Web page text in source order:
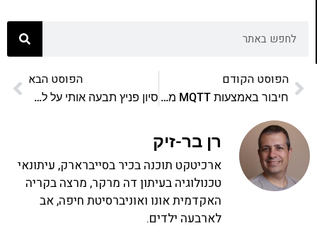
הפוסט הקודם
חיבור באמצעות MQTT מ-esp32 לרספברי פיי
הפוסט הבא
סיון פניץ תבעה אותי על לשון הרע והתביעה נדחתה במלואה
רן בר-זיק
ארכיטקט תוכנה בכיר בסייברארק, עיתונאי
טכנולוגיה בעיתון דה מרקר, מרצה בקריה
האקדמית אונו ואוניברסיטת חיפה, אב
לארבעה ילדים.